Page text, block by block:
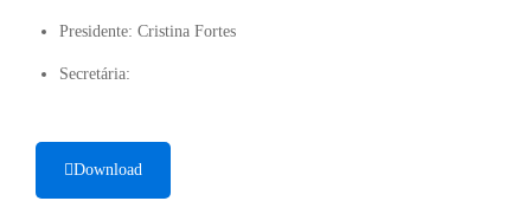
Presidente: Cristina Fortes
Secretária:
Download